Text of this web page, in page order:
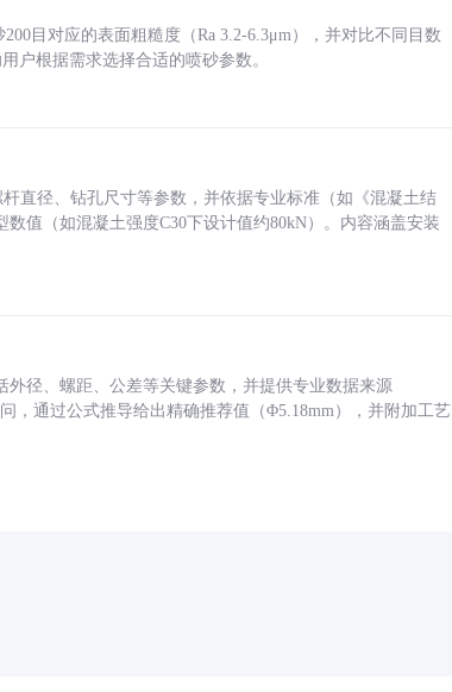
目对应的表面粗糙度（Ra 3.2-6.3μm），并对比不同目数
户根据需求选择合适的喷砂参数。
直径、钻孔尺寸等参数，并依据专业标准（如《混凝土结
值（如混凝土强度C30下设计值约80kN）。内容涵盖安装
径、螺距、公差等关键参数，并提供专业数据来源
，通过公式推导给出精确推荐值（Φ5.18mm），并附加工艺